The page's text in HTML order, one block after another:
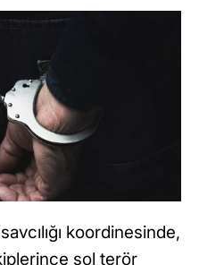
koordinesinde,
sol terör